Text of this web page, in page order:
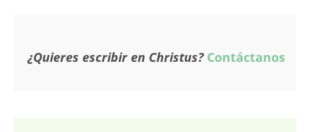
¿Quieres escribir en Christus? Contáctanos